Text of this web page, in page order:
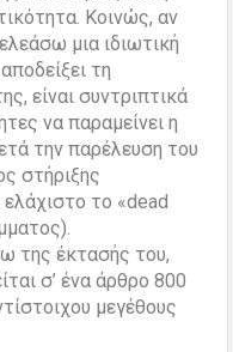
Κοινώς, αν
μια ιδιωτική
τη
είναι συντριπτικά
να παραμείνει η
την παρέλευση του
στήριξης
το «dead
της έκτασής του,
σ’ ένα άρθρο 800
μεγέθους